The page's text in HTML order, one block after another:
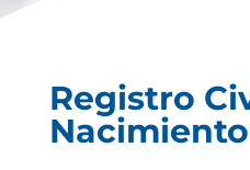
Registro
Nacimiento